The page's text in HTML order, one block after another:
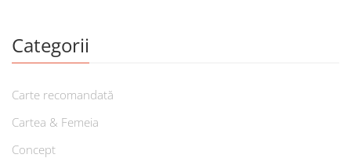
Categorii
Carte recomandată
Cartea & Femeia
Concept